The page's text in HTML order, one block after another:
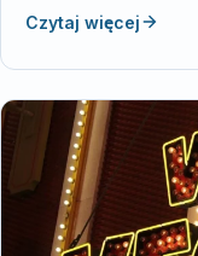
Czytaj więcej